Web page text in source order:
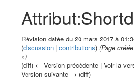
Révision datée du 20 mars 2017 à
(discussion | contributions) (Page
»)
(diff) ← Version précédente | Voir la
Version suivante → (diff)